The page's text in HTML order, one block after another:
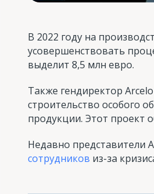
В 2022 году на
усовершенствовать
выделит 8,5 млн евро.
Также гендиректор
строительство особого
продукции. Этот проект
Недавно представители
сотрудников из-за